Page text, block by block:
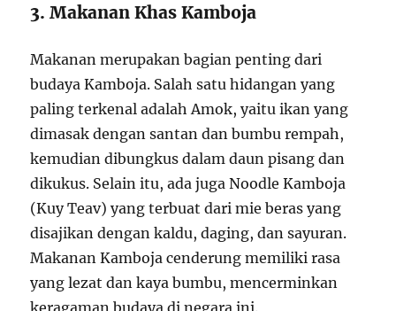
3. Makanan Khas Kamboja
Makanan merupakan bagian penting dari
budaya Kamboja. Salah satu hidangan yang
paling terkenal adalah Amok, yaitu ikan yang
dimasak dengan santan dan bumbu rempah,
kemudian dibungkus dalam daun pisang dan
dikukus. Selain itu, ada juga Noodle Kamboja
(Kuy Teav) yang terbuat dari mie beras yang
disajikan dengan kaldu, daging, dan sayuran.
Makanan Kamboja cenderung memiliki rasa
yang lezat dan kaya bumbu, mencerminkan
keragaman budaya di negara ini.